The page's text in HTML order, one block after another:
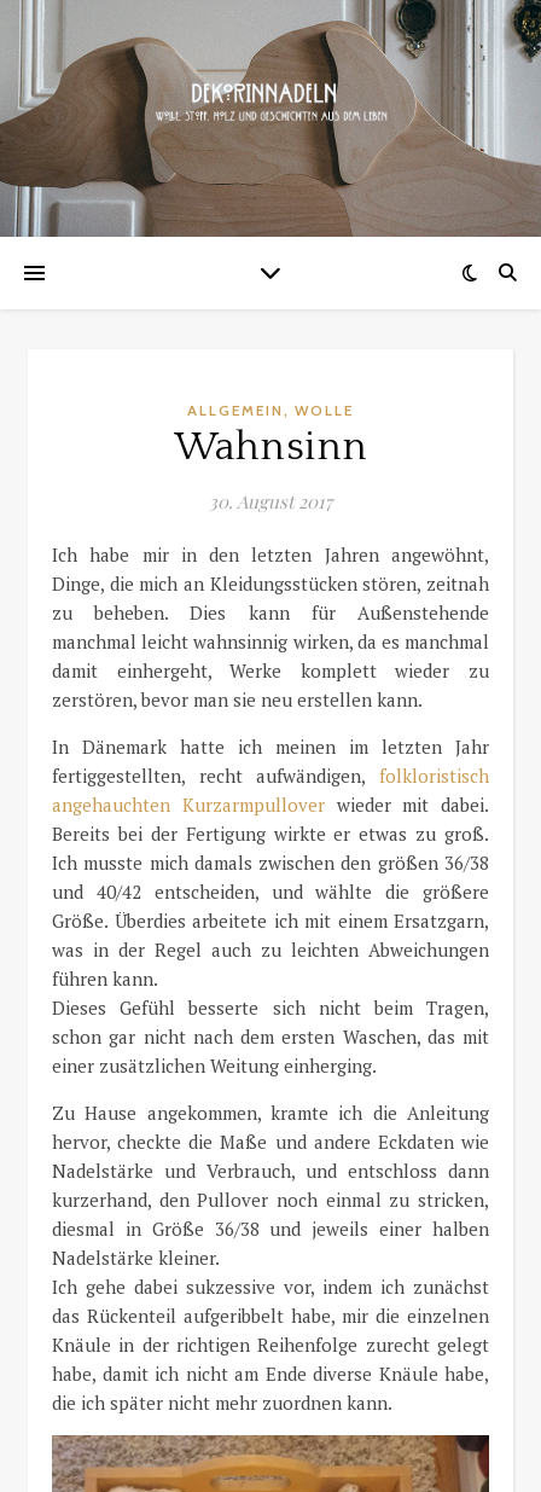
ALLGEMEIN , WOLLE
Wahnsinn
30. August 2017
Ich habe mir in den letzten Jahren angewöhnt,
Dinge, die mich an Kleidungsstücken stören, zeitnah
zu beheben. Dies kann für Außenstehende
manchmal leicht wahnsinnig wirken, da es manchmal
damit einhergeht, Werke komplett wieder zu
zerstören, bevor man sie neu erstellen kann.
In Dänemark hatte ich meinen im letzten Jahr
fertiggestellten, recht aufwändigen, folkloristisch
angehauchten Kurzarmpulloverwieder mit dabei.
Bereits bei der Fertigung wirkte er etwas zu groß.
Ich musste mich damals zwischen den größen 36/38
und 40/42 entscheiden, und wählte die größere
Größe. Überdies arbeitete ich mit einem Ersatzgarn,
was in der Regel auch zu leichten Abweichungen
führen kann.
Dieses Gefühl besserte sich nicht beim Tragen,
schon gar nicht nach dem ersten Waschen, das mit
einer zusätzlichen Weitung einherging.
Zu Hause angekommen, kramte ich die Anleitung
hervor, checkte die Maße und andere Eckdaten wie
Nadelstärke und Verbrauch, und entschloss dann
kurzerhand, den Pullover noch einmal zu stricken,
diesmal in Größe 36/38 und jeweils einer halben
Nadelstärke kleiner.
Ich gehe dabei sukzessive vor, indem ich zunächst
das Rückenteil aufgeribbelt habe, mir die einzelnen
Knäule in der richtigen Reihenfolge zurecht gelegt
habe, damit ich nicht am Ende diverse Knäule habe,
die ich später nicht mehr zuordnen kann.